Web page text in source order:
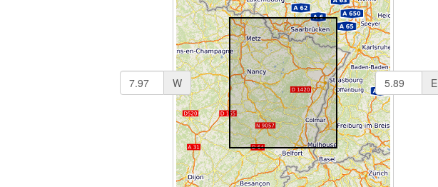
E
W